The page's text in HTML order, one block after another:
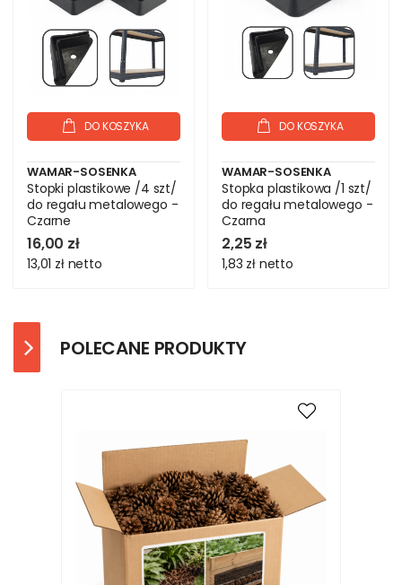
DO KOSZYKA
WAMAR-SOSENKA
Stopki plastikowe /4 szt/
do regału metalowego -
Czarne
16,00 zł
13,01 zł netto
DO KOSZYKA
WAMAR-SOSENKA
Stopka plastikowa /1 szt/
do regału metalowego -
Czarna
2,25 zł
1,83 zł netto
POLECANE PRODUKTY